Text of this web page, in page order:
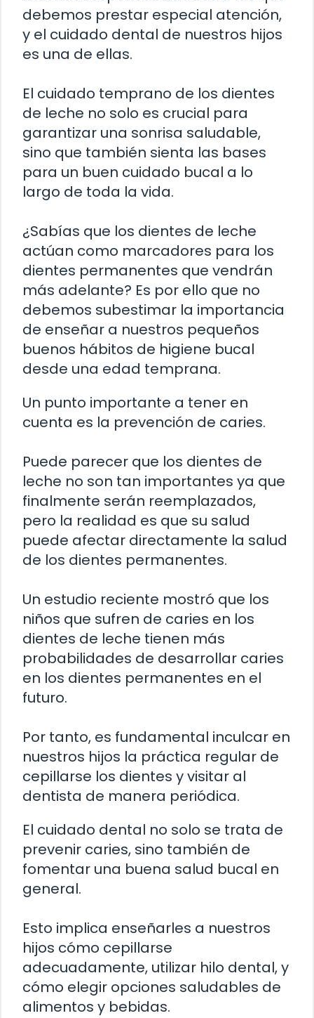
debemos prestar especial atención,
y el cuidado dental de nuestros hijos
es una de ellas.
El cuidado temprano de los dientes
de leche no solo es crucial para
garantizar una sonrisa saludable,
sino que también sienta las bases
para un buen cuidado bucal a lo
largo de toda la vida.
¿Sabías que los dientes de leche
actúan como marcadores para los
dientes permanentes que vendrán
más adelante? Es por ello que no
debemos subestimar la importancia
de enseñar a nuestros pequeños
buenos hábitos de higiene bucal
desde una edad temprana.
Un punto importante a tener en
cuenta es la prevención de caries.
Puede parecer que los dientes de
leche no son tan importantes ya que
finalmente serán reemplazados,
pero la realidad es que su salud
puede afectar directamente la salud
de los dientes permanentes.
Un estudio reciente mostró que los
niños que sufren de caries en los
dientes de leche tienen más
probabilidades de desarrollar caries
en los dientes permanentes en el
futuro.
Por tanto, es fundamental inculcar en
nuestros hijos la práctica regular de
cepillarse los dientes y visitar al
dentista de manera periódica.
El cuidado dental no solo se trata de
prevenir caries, sino también de
fomentar una buena salud bucal en
general.
Esto implica enseñarles a nuestros
hijos cómo cepillarse
adecuadamente, utilizar hilo dental, y
cómo elegir opciones saludables de
alimentos y bebidas.